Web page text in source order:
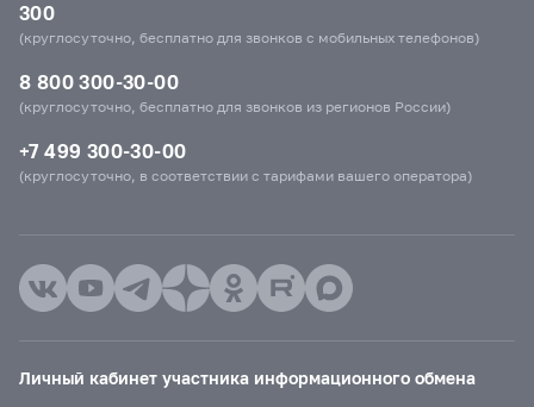
300
(круглосуточно, бесплатно для звонков с мобильных телефонов)
8 800 300-30-00
(круглосуточно, бесплатно для звонков из регионов России)
+7 499 300-30-00
(круглосуточно, в соответствии с тарифами вашего оператора)
Личный кабинет участника информационного обмена